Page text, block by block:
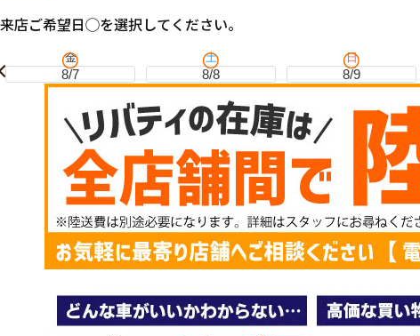
来店ご希望日◯を選択してください。
金
8/7
土
8/8
日
8/9